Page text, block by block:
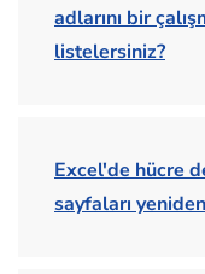
adlarını bir
listelersiniz?
Excel'de hücre
sayfaları